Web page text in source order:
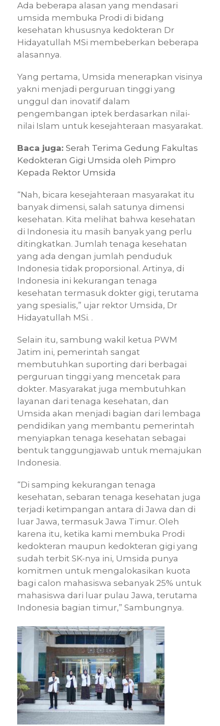
Ada beberapa alasan yang mendasari
umsida membuka Prodi di bidang
kesehatan khususnya kedokteran Dr
Hidayatullah MSi membeberkan beberapa
alasannya.
Yang pertama, Umsida menerapkan visinya
yakni menjadi perguruan tinggi yang
unggul dan inovatif dalam
pengembangan iptek berdasarkan nilai-
nilai Islam untuk kesejahteraan masyarakat.
Baca juga: Serah Terima Gedung Fakultas
Kedokteran Gigi Umsida oleh Pimpro
Kepada Rektor Umsida
“Nah, bicara kesejahteraan masyarakat itu
banyak dimensi, salah satunya dimensi
kesehatan. Kita melihat bahwa kesehatan
di Indonesia itu masih banyak yang perlu
ditingkatkan. Jumlah tenaga kesehatan
yang ada dengan jumlah penduduk
Indonesia tidak proporsional. Artinya, di
Indonesia ini kekurangan tenaga
kesehatan termasuk dokter gigi, terutama
yang spesialis,” ujar rektor Umsida, Dr
Hidayatullah MSi. .
Selain itu, sambung wakil ketua PWM
Jatim ini, pemerintah sangat
membutuhkan suporting dari berbagai
perguruan tinggi yang mencetak para
dokter. Masyarakat juga membutuhkan
layanan dari tenaga kesehatan, dan
Umsida akan menjadi bagian dari lembaga
pendidikan yang membantu pemerintah
menyiapkan tenaga kesehatan sebagai
bentuk tanggungjawab untuk memajukan
Indonesia.
“Di samping kekurangan tenaga
kesehatan, sebaran tenaga kesehatan juga
terjadi ketimpangan antara di Jawa dan di
luar Jawa, termasuk Jawa Timur. Oleh
karena itu, ketika kami membuka Prodi
kedokteran maupun kedokteran gigi yang
sudah terbit SK-nya ini, Umsida punya
komitmen untuk mengalokasikan kuota
bagi calon mahasiswa sebanyak 25% untuk
mahasiswa dari luar pulau Jawa, terutama
Indonesia bagian timur,” Sambungnya.